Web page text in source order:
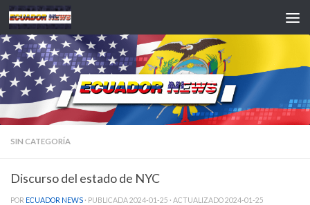
Saltar al contenido
SIN CATEGORÍA
Discurso del estado de NYC
POR ECUADOR NEWS · PUBLICADA2024-01-25 · ACTUALIZADO2024-01-25